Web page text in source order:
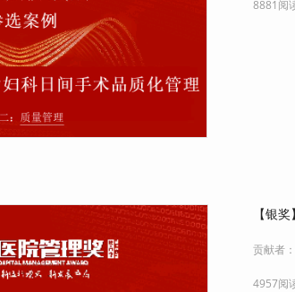
8881阅
【银
贡献者
4957阅